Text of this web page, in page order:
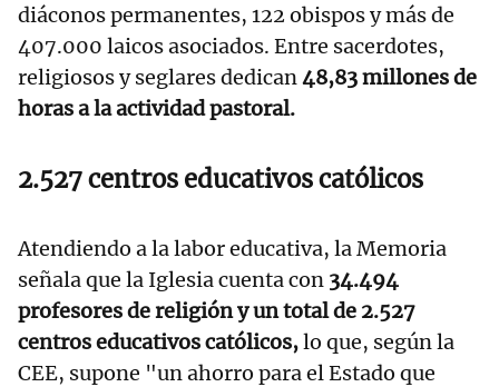
diáconos permanentes, 122 obispos y más de
407.000 laicos asociados. Entre sacerdotes,
religiosos y seglares dedican48,83 millones de
horas a la actividad pastoral.
2.527 centros educativos católicos
Atendiendo a la labor educativa, la Memoria
señala que la Iglesia cuenta con 34.494
profesores de religión y un total de 2.527
centros educativos católicos,lo que, según la
CEE, supone "un ahorro para el Estado que